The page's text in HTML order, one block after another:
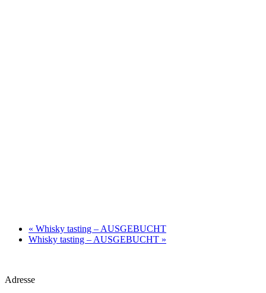
« Whisky tasting – AUSGEBUCHT
Whisky tasting – AUSGEBUCHT »
Adresse